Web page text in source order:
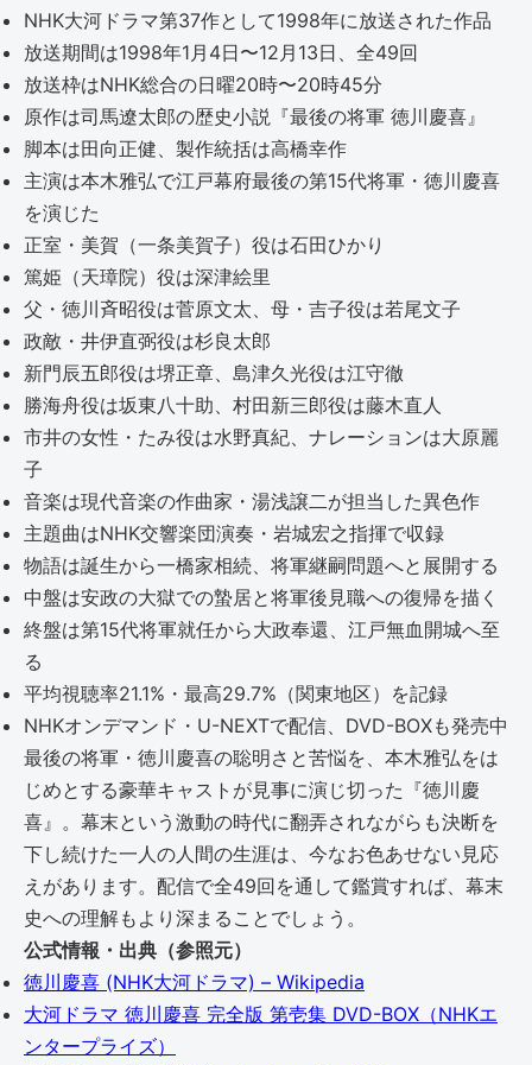
NHK大河ドラマ第37作として1998年に放送された作品
放送期間は1998年1月4日〜12月13日、全49回
放送枠はNHK総合の日曜20時〜20時45分
原作は司馬遼太郎の歴史小説『最後の将軍 徳川慶喜』
脚本は田向正健、製作統括は高橋幸作
主演は本木雅弘で江戸幕府最後の第15代将軍・徳川慶喜
を演じた
正室・美賀（一条美賀子）役は石田ひかり
篤姫（天璋院）役は深津絵里
父・徳川斉昭役は菅原文太、母・吉子役は若尾文子
政敵・井伊直弼役は杉良太郎
新門辰五郎役は堺正章、島津久光役は江守徹
勝海舟役は坂東八十助、村田新三郎役は藤木直人
市井の女性・たみ役は水野真紀、ナレーションは大原麗
子
音楽は現代音楽の作曲家・湯浅譲二が担当した異色作
主題曲はNHK交響楽団演奏・岩城宏之指揮で収録
物語は誕生から一橋家相続、将軍継嗣問題へと展開する
中盤は安政の大獄での蟄居と将軍後見職への復帰を描く
終盤は第15代将軍就任から大政奉還、江戸無血開城へ至
る
平均視聴率21.1%・最高29.7%（関東地区）を記録
NHKオンデマンド・U-NEXTで配信、DVD-BOXも発売中
最後の将軍・徳川慶喜の聡明さと苦悩を、本木雅弘をは
じめとする豪華キャストが見事に演じ切った『徳川慶
喜』。幕末という激動の時代に翻弄されながらも決断を
下し続けた一人の人間の生涯は、今なお色あせない見応
えがあります。配信で全49回を通して鑑賞すれば、幕末
史への理解もより深まることでしょう。
公式情報・出典（参照元）
徳川慶喜 (NHK大河ドラマ) – Wikipedia
大河ドラマ 徳川慶喜 完全版 第壱集 DVD-BOX（NHKエ
ンタープライズ）